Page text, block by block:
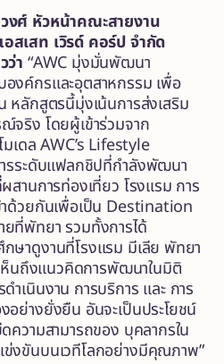
งศ์ หัวหน้าคณะสายงาน
เสท เวิรด์ คอร์ป จํากัด
ว่า “AWC มุ่งมั่นพัฒนา
งค์กรและอุตสาหกรรม เพื่อ
หลักสูตรนี้มุ่งเน้นการส่งเสริม
จริง โดยผู้เข้าร่วมจาก
มเดล AWC’s Lifestyle
ระดับแฟลกชิปที่กำลังพัฒนา
านการท่องเที่ยว โรงแรม การ
าด้วยกันเพื่อเป็น Destination
ที่พัทยา รวมทั้งการได้
ษาดูงานที่โรงแรม มีเลีย พัทยา
ห็นถึงแนวคิดการพัฒนาในมิติ
เนินงาน การบริการ และ การ
อย่างยั่งยืน อันจะเป็นประโยชน์
ความสามารถของ บุคลากรใน
งขันบนเวทีโลกอย่างมีคุณภาพ”